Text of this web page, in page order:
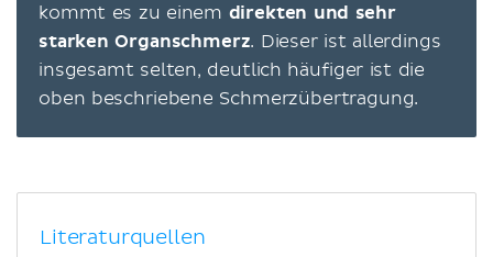
kommt es zu einem direkten und sehr
starken Organschmerz. Dieser ist allerdings
insgesamt selten, deutlich häufiger ist die
oben beschriebene Schmerzübertragung.
Literaturquellen